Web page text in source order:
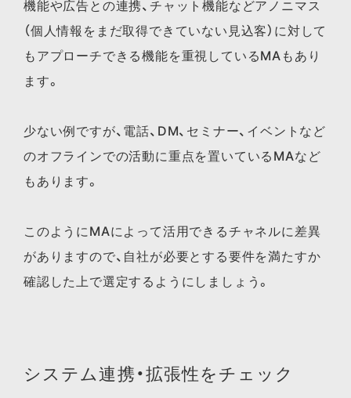
機能や広告との連携、チャット機能などアノニマス
（個人情報をまだ取得できていない見込客）に対して
もアプローチできる機能を重視しているMAもあり
ます。
少ない例ですが、電話、DM、セミナー、イベントなど
のオフラインでの活動に重点を置いているMAなど
もあります。
このようにMAによって活用できるチャネルに差異
がありますので、自社が必要とする要件を満たすか
確認した上で選定するようにしましょう。
システム連携・拡張性をチェック